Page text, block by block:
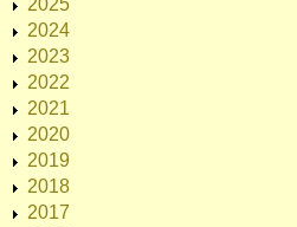
2025
2024
2023
2022
2021
2020
2019
2018
2017